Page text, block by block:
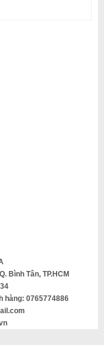
Bình Tân, TP.HCM
hàng: 0765774886